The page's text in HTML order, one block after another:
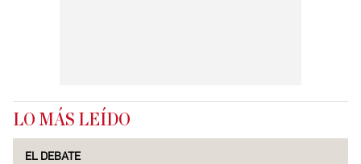
LO MÁS LEÍDO
EL DEBATE